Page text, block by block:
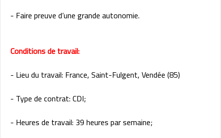
- Faire preuve d’une grande autonomie.
Conditions de travail:
- Lieu du travail: France, Saint-Fulgent, Vendée (85)
- Type de contrat: CDI;
- Heures de travail: 39 heures par semaine;